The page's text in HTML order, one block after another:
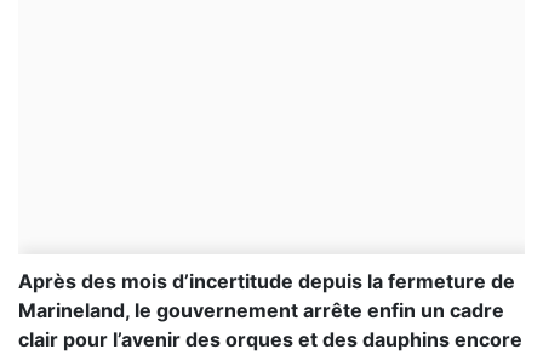
Après des mois d’incertitude depuis la fermeture de
Marineland, le gouvernement arrête enfin un cadre
clair pour l’avenir des orques et des dauphins encore